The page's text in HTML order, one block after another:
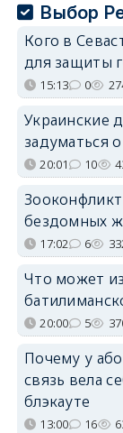
Выбор
Кого в
для защиты
15:13 0
Украинские
задуматься
20:01 10
бездомных
17:02 6
Что может
20:00 5
Почему у
связь вела
блэкауте
13:00 16